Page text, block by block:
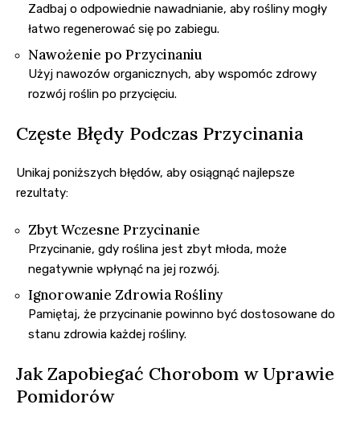
Zadbaj o odpowiednie nawadnianie, aby rośliny mogły
łatwo regenerować się po zabiegu.
Nawożenie po Przycinaniu
Użyj nawozów organicznych, aby wspomóc zdrowy
rozwój roślin po przycięciu.
Częste Błędy Podczas Przycinania
Unikaj poniższych błędów, aby osiągnąć najlepsze
rezultaty:
Zbyt Wczesne Przycinanie
Przycinanie, gdy roślina jest zbyt młoda, może
negatywnie wpłynąć na jej rozwój.
Ignorowanie Zdrowia Rośliny
Pamiętaj, że przycinanie powinno być dostosowane do
stanu zdrowia każdej rośliny.
Jak Zapobiegać Chorobom w Uprawie
Pomidorów